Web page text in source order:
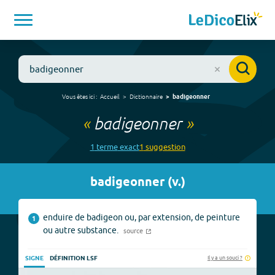
Vous êtes ici : Accueil Dictionnaire badigeonner
« badigeonner»
1 termeexact1 suggestion
badigeonner(v.)
1
enduire de badigeon ou, par extension, de peinture
ou autre substance.
source
SIGNE DÉFINITION LSF Il y a un souci ?